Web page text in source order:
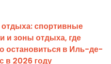
спортивные
и зоны отдыха, где
остановиться в Иль-де-
в 2026 году